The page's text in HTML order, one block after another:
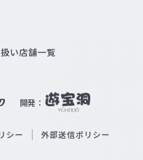
開発：
い店舗一覧
シー 外部送信ポリシー